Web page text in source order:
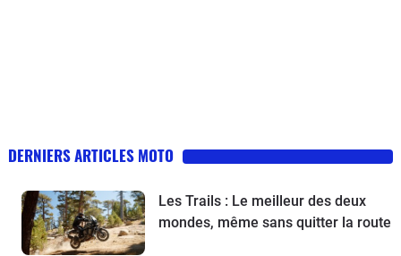
DERNIERS ARTICLES MOTO
Les Trails : Le meilleur des deux
mondes, même sans quitter la route